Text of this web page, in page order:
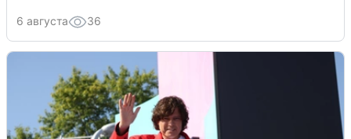
6 августа 36